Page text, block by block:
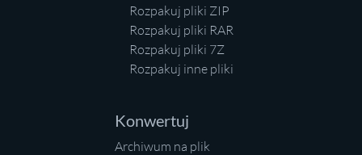
Rozpakuj pliki ZIP
Rozpakuj pliki RAR
Rozpakuj pliki 7Z
Rozpakuj inne pliki
Konwertuj
Archiwum na plik